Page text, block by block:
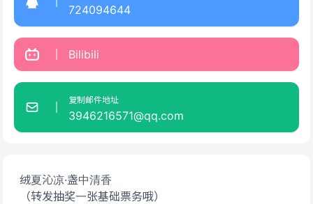
绒夏沁凉·盏中清香
（转发抽奖一张基础票务哦）
724094644
Bilibili
复制邮件地址
3946216571@qq.com